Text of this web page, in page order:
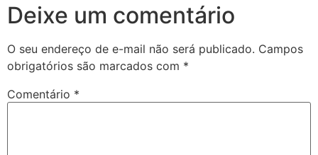
Deixe um comentário
O seu endereço de e-mail não será publicado. Campos
obrigatórios são marcados com *
Comentário *